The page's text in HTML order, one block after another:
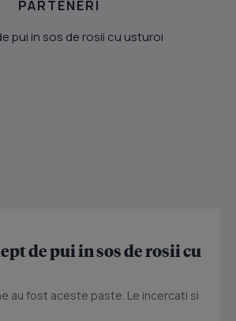
PARTENERI
de pui in sos de rosii cu
au fost aceste paste. Le incercati si